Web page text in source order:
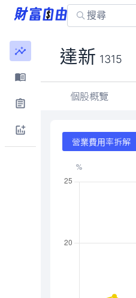
達新 1315
個股概覽
營業費用率拆解